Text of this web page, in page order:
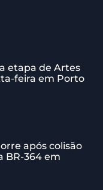
etapa de Artes
feira em Porto
após colisão
BR-364 em